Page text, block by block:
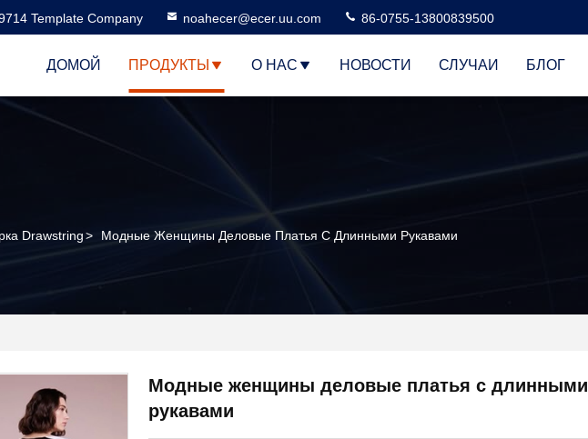
Template Company noahecer@ecer.uu.com 86-0755-13800839500
ДОМОЙ ПРОДУКТЫ О НАС НОВОСТИ СЛУЧАИ БЛОГ
Drawstring> Модные Женщины Деловые Платья С Длинными Рукавами
Модные женщины деловые платья с длинными
рукавами